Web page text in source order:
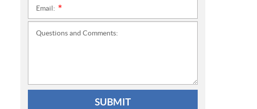
Email:
Questions and Comments:
SUBMIT